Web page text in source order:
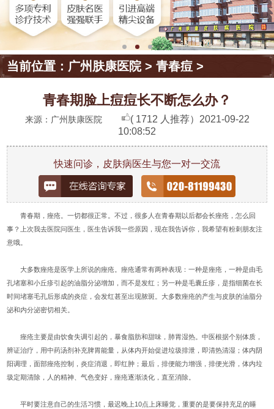
当前位置： 广州肤康医院>青春痘 >
青春期脸上痘痘长不断怎么办？
来源：广州肤康医院 ( 1712 人推荐） 2021-09-22
10:08:52
快速问诊，皮肤病医生与您一对一交流
青春期，痤疮。一切都很正常。不过，很多人在青春期以后都会长痤疮，怎么回
事？上次我去医院问医生，医生告诉我一些原因，现在我告诉你，我希望有粉刺朋友注
意哦。
大多数痤疮是医学上所说的痤疮。痤疮通常有两种表现：一种是痤疮，一种是由毛
孔堵塞和小丘疹引起的油脂分泌增加，而不是发红；另一种是毛囊丘疹，是指细菌在长
时间堵塞毛孔后形成的炎症，会发红甚至出现脓斑。大多数痤疮的产生与皮肤的油脂分
泌和内分泌密切相关。
痤疮主要是由饮食失调引起的，暴食脂肪和甜味，肺胃湿热。中医根据个别体质，
辨证治疗，用中药汤剂补充脾胃能量，从体内开始促进垃圾排泄，即清热清湿；体内阴
阳调理，面部痤疮控制，炎症消退，即红肿；最后，排便能力增强，排便光滑，体内垃
圾定期清除，人的精神、气色变好，痤疮逐渐淡化，直至消除。
平时要注意自己的生活习惯，最迟晚上10点上床睡觉，重要的是要保持充足的睡